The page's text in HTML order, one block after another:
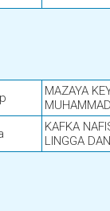
MAZAYA
KAFKA
LINGGA